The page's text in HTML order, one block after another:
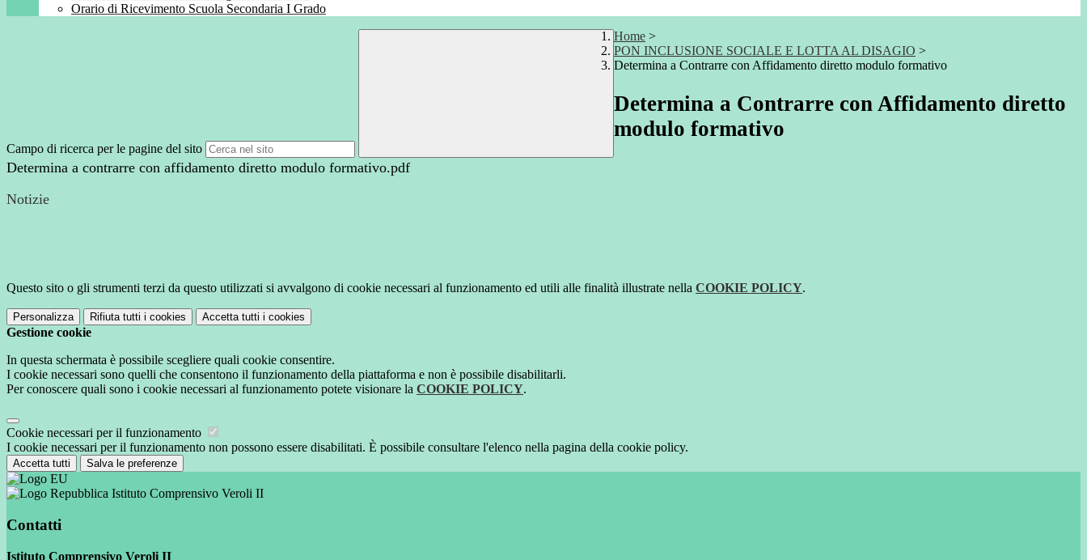
Orario di Ricevimento Scuola Secondaria I Grado
Campo di ricerca per le pagine del sito
Home >
PON INCLUSIONE SOCIALE E LOTTA AL DISAGIO >
Determina a Contrarre con Affidamento diretto modulo formativo
Determina a Contrarre con Affidamento diretto
modulo formativo
Determina a contrarre con affidamento diretto modulo formativo.pdf
Notizie
Questo sito o gli strumenti terzi da questo utilizzati si avvalgono di cookie necessari al funzionamento ed utili alle finalità illustrate nella COOKIE POLICY.
Personalizza Rifiuta tutti i cookies Accetta tutti i cookies
Gestione cookie
In questa schermata è possibile scegliere quali cookie consentire.
I cookie necessari sono quelli che consentono il funzionamento della piattaforma e non è possibile disabilitarli.
Per conoscere quali sono i cookie necessari al funzionamento potete visionare la COOKIE POLICY.
Cookie necessari per il funzionamento
I cookie necessari per il funzionamento non possono essere disabilitati. È possibile consultare l'elenco nella pagina della cookie policy.
Accetta tutti Salva le preferenze
Istituto Comprensivo Veroli II
Contatti
Istituto Comprensivo Veroli II